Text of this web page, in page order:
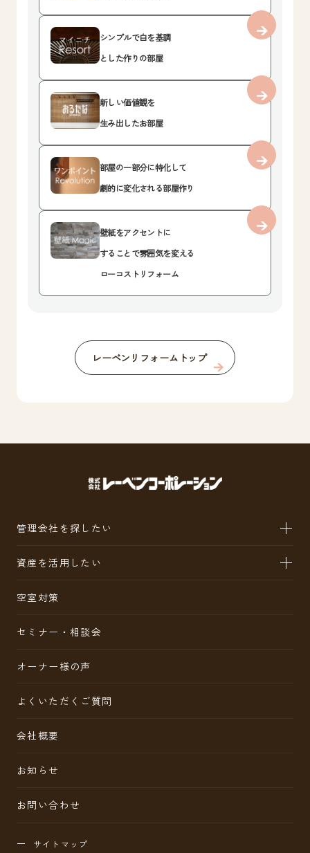
シンプルで白を基調
とした作りの部屋
新しい価値観を
生み出したお部屋
部屋の一部分に特化して
劇的に変化される部屋作り
壁紙をアクセントに
することで雰囲気を変える
ローコストリフォーム
レーベンリフォームトップ
管理会社を探したい
資産を活用したい
空室対策
セミナー・相談会
オーナー様の声
よくいただくご質問
会社概要
お知らせ
お問い合わせ
サイトマップ